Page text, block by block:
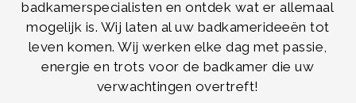
badkamerspecialisten en ontdek wat er allemaal
mogelijk is. Wij laten al uw badkamerideeën tot
leven komen. Wij werken elke dag met passie,
energie en trots voor de badkamer die uw
verwachtingen overtreft!